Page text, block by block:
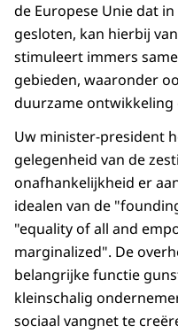
de Europese Unie dat
gesloten, kan hierbij
stimuleert immers
gebieden, waaronder
duurzame
Uw minister-president
gelegenheid van de
onafhankelijkheid er
idealen van de
"equality of all and
marginalized". De
belangrijke functie
kleinschalig
sociaal vangnet te